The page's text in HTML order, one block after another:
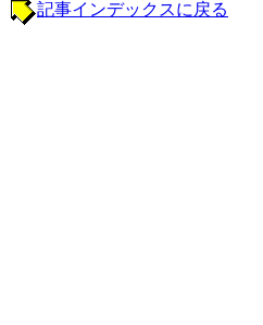
記事インデックスに戻る